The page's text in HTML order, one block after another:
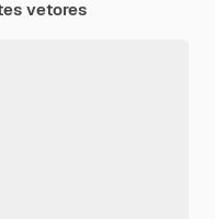
vetores